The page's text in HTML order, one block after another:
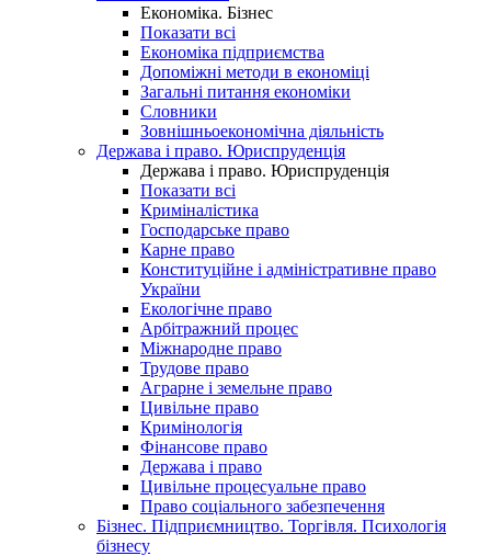
Економіка. Бізнес
Показати всі
Економіка підприємства
Допоміжні методи в економіці
Загальні питання економіки
Словники
Зовнішньоекономічна діяльність
Держава і право. Юриспруденція
Держава і право. Юриспруденція
Показати всі
Криміналістика
Господарське право
Карне право
Конституційне і адміністративне право
України
Екологічне право
Арбітражний процес
Міжнародне право
Трудове право
Аграрне і земельне право
Цивільне право
Кримінологія
Фінансове право
Держава і право
Цивільне процесуальне право
Право соціального забезпечення
Бізнес. Підприємництво. Торгівля. Психологія
бізнесу